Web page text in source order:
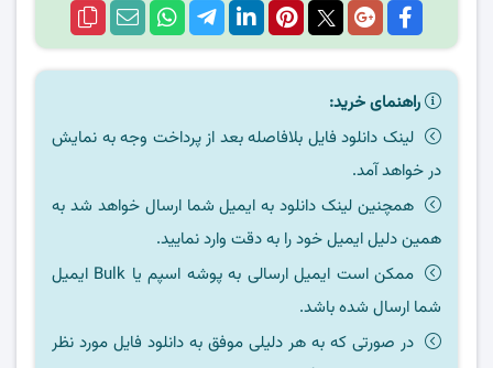
راهنمای خرید:
لینک دانلود فایل بلافاصله بعد از پرداخت وجه به نمایش
در خواهد آمد.
همچنین لینک دانلود به ایمیل شما ارسال خواهد شد به
همین دلیل ایمیل خود را به دقت وارد نمایید.
ممکن است ایمیل ارسالی به پوشه اسپم یا Bulk ایمیل
شما ارسال شده باشد.
در صورتی که به هر دلیلی موفق به دانلود فایل مورد نظر